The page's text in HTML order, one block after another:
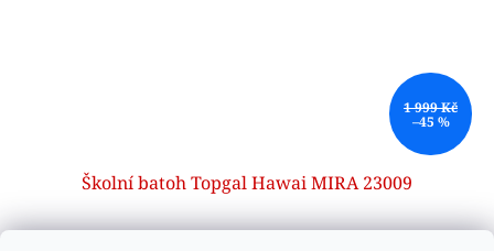
1 999 Kč
–45 %
Školní batoh Topgal Hawai MIRA 23009